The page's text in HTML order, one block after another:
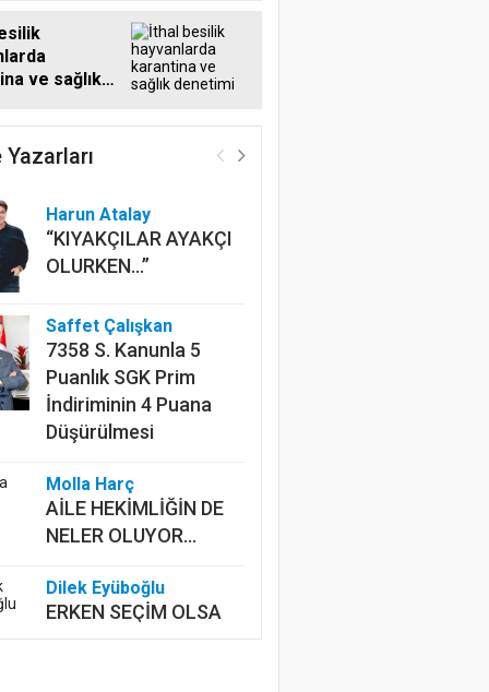
ve sağlık
Yazarları
Harun Atalay
“KIYAKÇILAR AYAKÇI
OLURKEN...”
Saffet Çalışkan
7358 S. Kanunla 5
Puanlık SGK Prim
İndiriminin 4 Puana
Düşürülmesi
Molla Harç
AİLE HEKİMLİĞİN DE
NELER OLUYOR...
Dilek Eyüboğlu
ERKEN SEÇİM OLSA
NE OLMASA NE